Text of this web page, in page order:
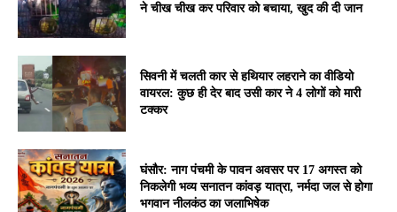
ने चीख चीख कर परिवार को बचाया, खुद की दी जान
सिवनी में चलती कार से हथियार लहराने का वीडियो
वायरल: कुछ ही देर बाद उसी कार ने 4 लोगों को मारी
टक्कर
घंसौर: नाग पंचमी के पावन अवसर पर 17 अगस्त को
निकलेगी भव्य सनातन कांवड़ यात्रा, नर्मदा जल से होगा
भगवान नीलकंठ का जलाभिषेक